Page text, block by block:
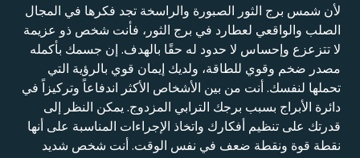
لأن شمس برج الثور الصبورة والراسخة تجد فكرها في المجال
الصلب والواقعي لعطارد في برج الثور، فأنت شخص ذو عزيمة
لا تتزعزع وإحساس لا حدود له حقًا بالهدف. إن جسمك بأكمله
مصدر ضخم وقوي للطاقة، ولديك إيمان قوي بالرؤية التي
تحملها لنفسك. أنت من بين الأشخاص الأكثر اندفاعاً وتركيزاً في
دائرة الأبراج بسبب برجك الترابي المزدوج. يمكن النظر إلى
قدرتك على تنظيم أفكارك واتخاذ الإجراءات المناسبة على أنها
نقطة قوة ونقطة ضعف في نفس الوقت. أنت شخص شديد